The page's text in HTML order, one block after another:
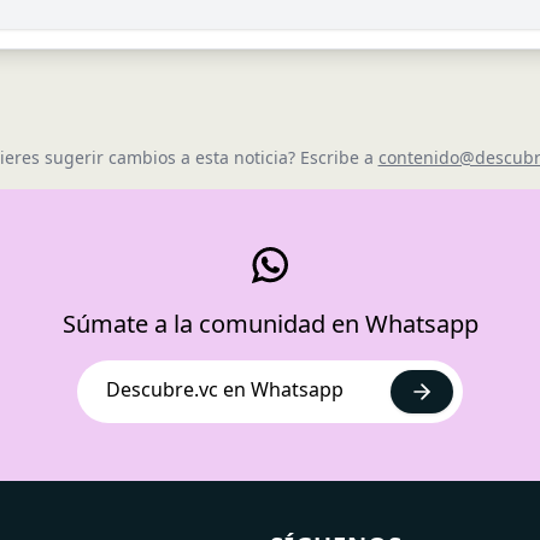
sugerir cambios a esta noticia? Escribe a
Súmate a la comunidad en Whatsapp
Descubre.vc en Whatsapp